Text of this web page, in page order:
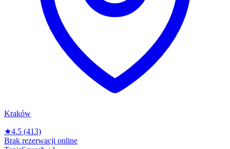
Kraków
★4.5 (413)
Brak rezerwacji online